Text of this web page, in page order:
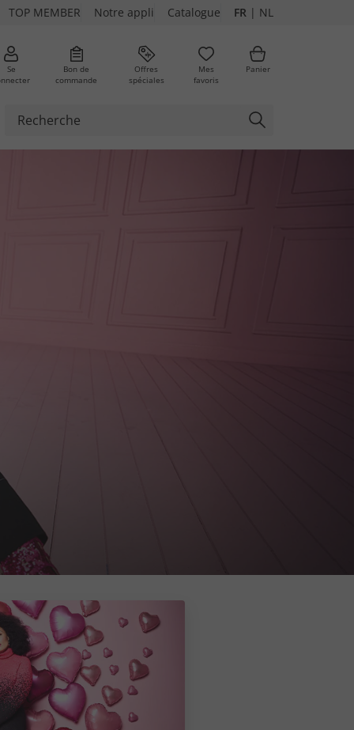
TOP MEMBER Notre appli Catalogue FR | NL
Se
Bon de
commande
Offres
spéciales
Mes
favoris
Panier